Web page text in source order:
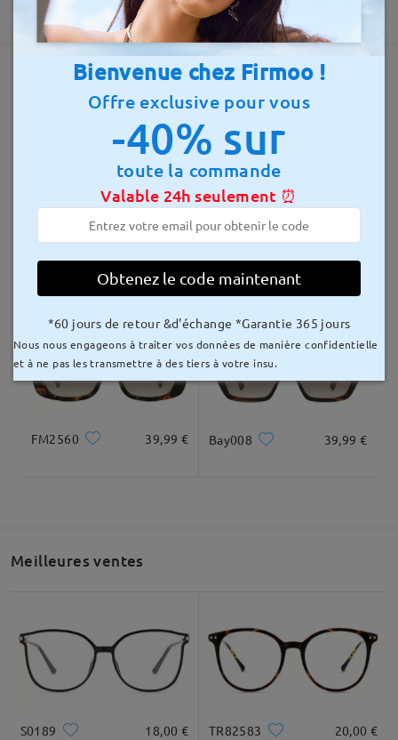
5-7 jours ouvrables
détails
Envoyé à
8-15 jours ouvrables
détails
Livré
Garantie de 365 jours
Montures similaires
WT95237 28,00 €
FM2560 39,99 € Bay008 39,99 €
Meilleures ventes
S0189 18,00 € TR82583 20,00 €
Bienvenue chez Firmoo !
Offre exclusive pour vous
-40% sur
toute la commande
Valable 24h seulement ⏰
Obtenez le code maintenant
*60 jours de retour &d'échange *Garantie 365 jours
Nous nous engageons à traiter vos données de manière confidentielle
et à ne pas les transmettre à des tiers à votre insu.